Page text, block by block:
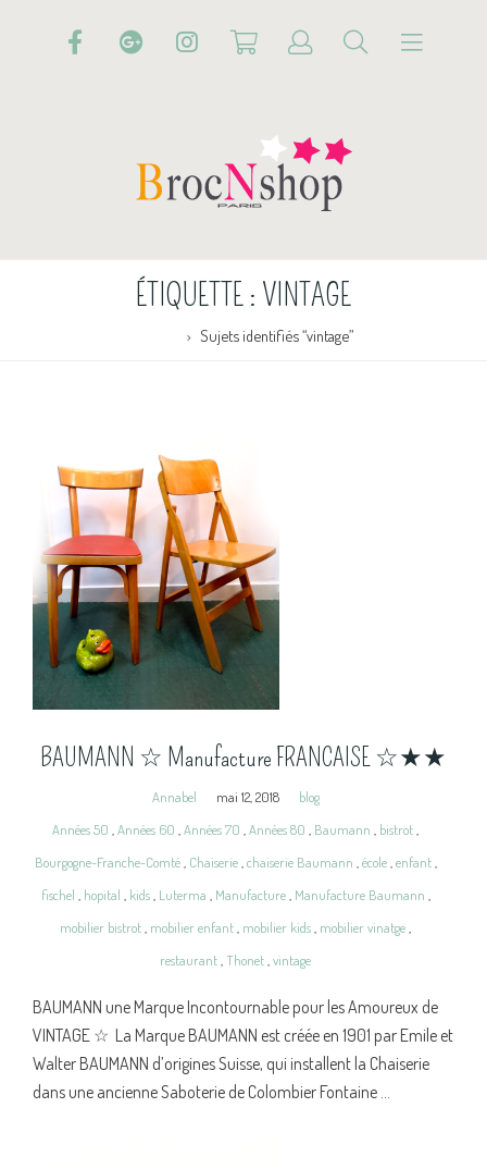
ÉTIQUETTE : VINTAGE
Sujets identifiés “vintage”
BAUMANN ☆ Manufacture FRANCAISE ☆★★
Annabel mai 12, 2018
blog
Années 50 Années 60 Années 70 Années 80 Baumann bistrot
Bourgogne-Franche-Comté, Chaiserie, chaiserie Baumann école, enfant,
fischel
hopital kids, Luterma Manufacture, Manufacture Baumann
mobilier bistrot mobilier enfant mobilier kids mobilier vinatge
restaurant Thonet vintage
BAUMANN une Marque Incontournable pour les Amoureux de
VINTAGE ☆ La Marque BAUMANN est créée en 1901 par Emile et
Walter BAUMANN d’origines Suisse, qui installent la Chaiserie
dans une ancienne Saboterie de Colombier Fontaine ...